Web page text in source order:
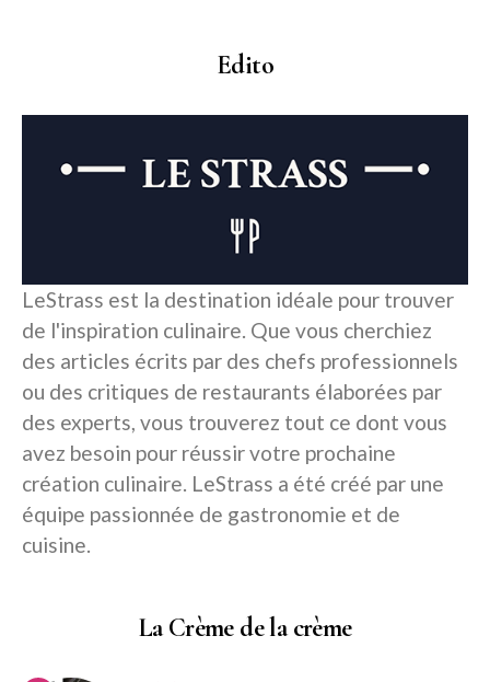
Edito
LeStrass est la destination idéale pour trouver
de l'inspiration culinaire. Que vous cherchiez
des articles écrits par des chefs professionnels
ou des critiques de restaurants élaborées par
des experts, vous trouverez tout ce dont vous
avez besoin pour réussir votre prochaine
création culinaire. LeStrass a été créé par une
équipe passionnée de gastronomie et de
cuisine.
La Crème de la crème